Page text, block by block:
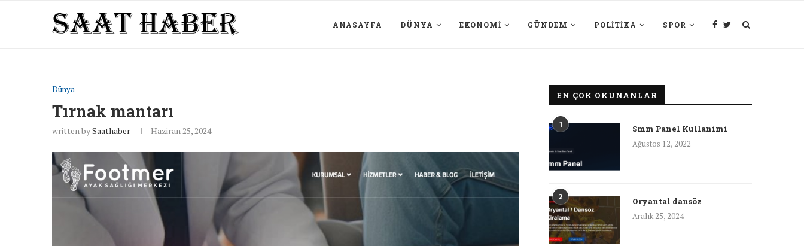
ANASAYFA DÜNYA EKONOMI GÜNDEM POLITIKA SPOR
Dünya
Tırnak mantarı
written bySaathaber Haziran 25, 2024
EN ÇOK OKUNANLAR
1
Smm Panel Kullanimi
Ağustos 12, 2022
2
Oryantal dansöz
Aralık 25, 2024